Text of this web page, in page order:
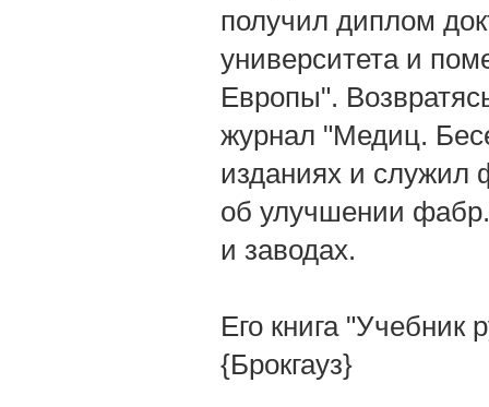
получил диплом
университета и
Европы".
журнал "Медиц.
изданиях и служил
об улучшении
и заводах.
Его книга "Учебник
{Брокгауз}